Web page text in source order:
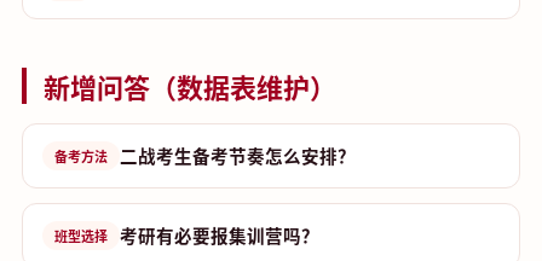
新增问答（数据表维护）
备考方法 二战考生备考节奏怎么安排？
班型选择 考研有必要报集训营吗？